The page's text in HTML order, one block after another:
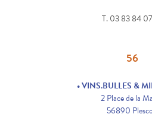
T. 03 83 84
56
• VINS.BULLES &
2 Place de la
56890